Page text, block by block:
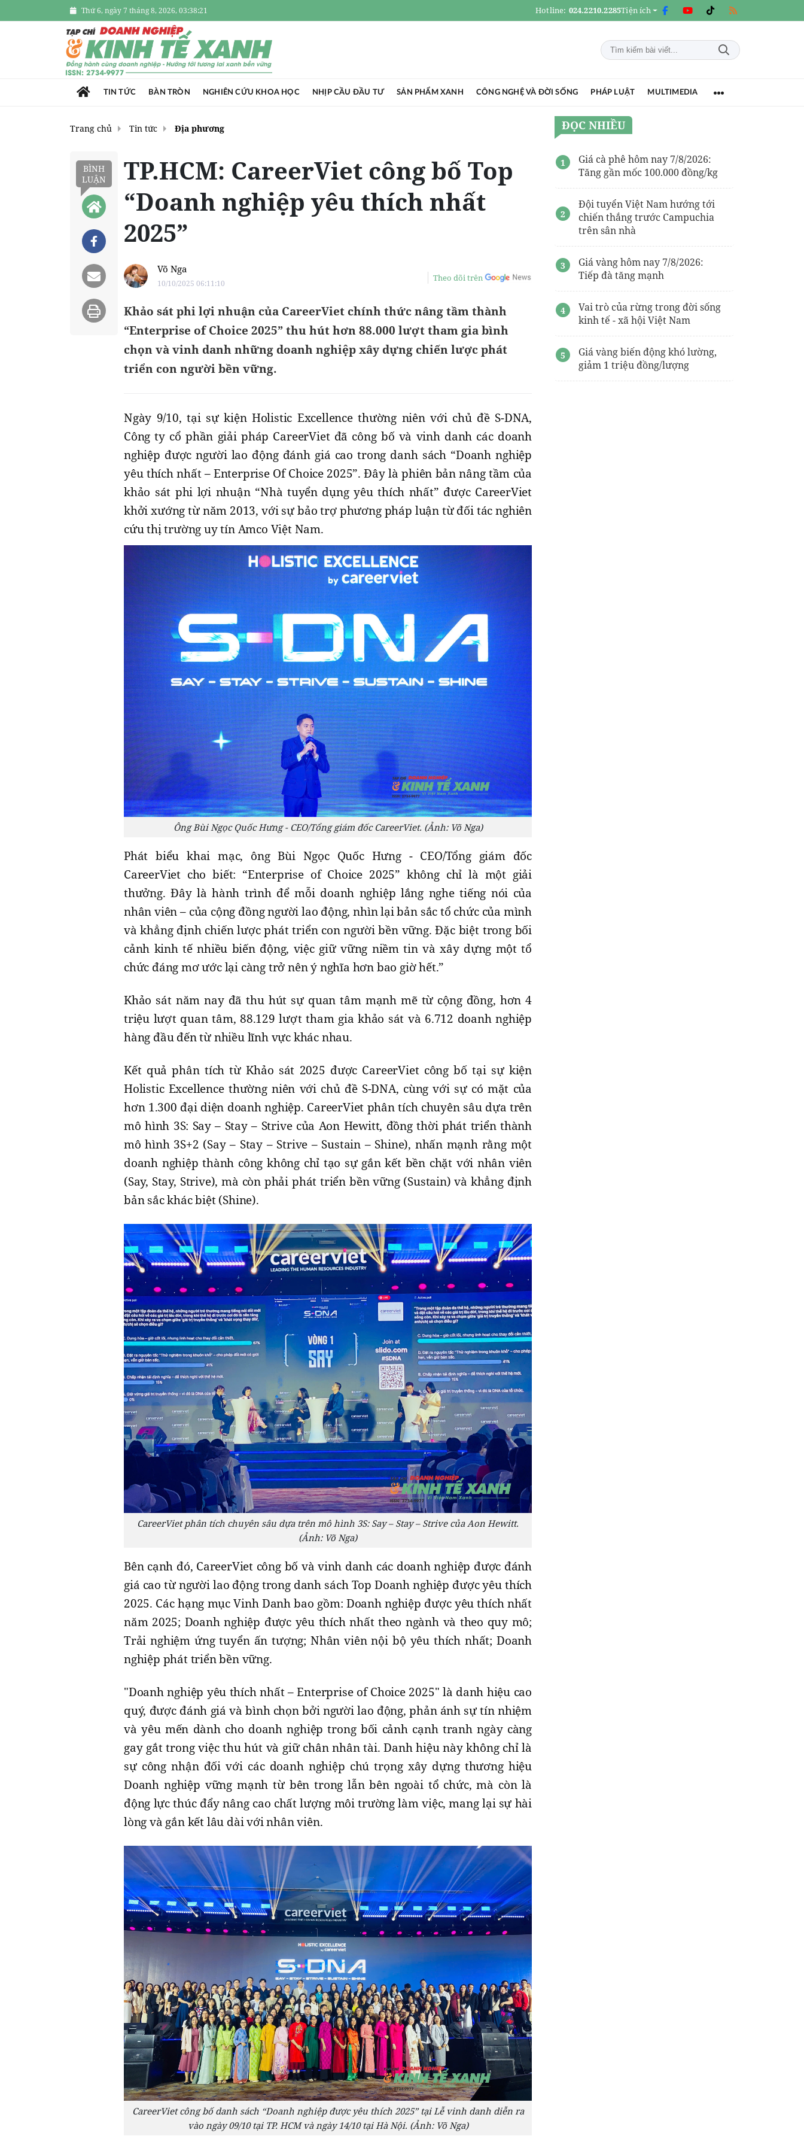
Thứ 6, ngày 7 tháng 8, 2026, 03:38:22 Hotline: 024.2210.2285Tiện ích
TIN TỨC BÀN TRÒN NGHIÊN CỨU KHOA HỌC NHỊP CẦU ĐẦU TƯ SẢN PHẨM XANH CÔNG NGHỆ VÀ ĐỜI SỐNG PHÁP LUẬT MULTIMEDIA
Trang chủ Tin tức Địa phương
BÌNH
LUẬN
TP.HCM: CareerViet công bố Top
“Doanh nghiệp yêu thích nhất
2025”
Võ Nga
10/10/2025 06:11:10
Theo dõi trên
Khảo sát phi lợi nhuận của CareerViet chính thức nâng tầm thành
“Enterprise of Choice 2025” thu hút hơn 88.000 lượt tham gia bình
chọn và vinh danh những doanh nghiệp xây dựng chiến lược phát
triển con người bền vững.
Ngày 9/10, tại sự kiện Holistic Excellence thường niên với chủ đề S-DNA,
Công ty cổ phần giải pháp CareerViet đã công bố và vinh danh các doanh
nghiệp được người lao động đánh giá cao trong danh sách “Doanh nghiệp
yêu thích nhất – Enterprise Of Choice 2025”. Đây là phiên bản nâng tầm của
khảo sát phi lợi nhuận “Nhà tuyển dụng yêu thích nhất” được CareerViet
khởi xướng từ năm 2013, với sự bảo trợ phương pháp luận từ đối tác nghiên
cứu thị trường uy tín Amco Việt Nam.
Ông Bùi Ngọc Quốc Hưng - CEO/Tổng giám đốc CareerViet. (Ảnh: Võ Nga)
Phát biểu khai mạc, ông Bùi Ngọc Quốc Hưng - CEO/Tổng giám đốc
CareerViet cho biết: “Enterprise of Choice 2025” không chỉ là một giải
thưởng. Đây là hành trình để mỗi doanh nghiệp lắng nghe tiếng nói của
nhân viên – của cộng đồng người lao động, nhìn lại bản sắc tổ chức của mình
và khẳng định chiến lược phát triển con người bền vững. Đặc biệt trong bối
cảnh kinh tế nhiều biến động, việc giữ vững niềm tin và xây dựng một tổ
chức đáng mơ ước lại càng trở nên ý nghĩa hơn bao giờ hết.”
Khảo sát năm nay đã thu hút sự quan tâm mạnh mẽ từ cộng đồng, hơn 4
triệu lượt quan tâm, 88.129 lượt tham gia khảo sát và 6.712 doanh nghiệp
hàng đầu đến từ nhiều lĩnh vực khác nhau.
Kết quả phân tích từ Khảo sát 2025 được CareerViet công bố tại sự kiện
Holistic Excellence thường niên với chủ đề S-DNA, cùng với sự có mặt của
hơn 1.300 đại diện doanh nghiệp. CareerViet phân tích chuyên sâu dựa trên
mô hình 3S: Say – Stay – Strive của Aon Hewitt, đồng thời phát triển thành
mô hình 3S+2 (Say – Stay – Strive – Sustain – Shine), nhấn mạnh rằng một
doanh nghiệp thành công không chỉ tạo sự gắn kết bền chặt với nhân viên
(Say, Stay, Strive), mà còn phải phát triển bền vững (Sustain) và khẳng định
bản sắc khác biệt (Shine).
CareerViet phân tích chuyên sâu dựa trên mô hình 3S: Say – Stay – Strive của Aon Hewitt.
(Ảnh: Võ Nga)
Bên cạnh đó, CareerViet công bố và vinh danh các doanh nghiệp được đánh
giá cao từ người lao động trong danh sách Top Doanh nghiệp được yêu thích
2025. Các hạng mục Vinh Danh bao gồm: Doanh nghiệp được yêu thích nhất
năm 2025; Doanh nghiệp được yêu thích nhất theo ngành và theo quy mô;
Trải nghiệm ứng tuyển ấn tượng; Nhân viên nội bộ yêu thích nhất; Doanh
nghiệp phát triển bền vững.
"Doanh nghiệp yêu thích nhất – Enterprise of Choice 2025" là danh hiệu cao
quý, được đánh giá và bình chọn bởi người lao động, phản ánh sự tín nhiệm
và yêu mến dành cho doanh nghiệp trong bối cảnh cạnh tranh ngày càng
gay gắt trong việc thu hút và giữ chân nhân tài. Danh hiệu này không chỉ là
sự công nhận đối với các doanh nghiệp chú trọng xây dựng thương hiệu
Doanh nghiệp vững mạnh từ bên trong lẫn bên ngoài tổ chức, mà còn là
động lực thúc đẩy nâng cao chất lượng môi trường làm việc, mang lại sự hài
lòng và gắn kết lâu dài với nhân viên.
CareerViet công bố danh sách “Doanh nghiệp được yêu thích 2025” tại Lễ vinh danh diễn ra
vào ngày 09/10 tại TP. HCM và ngày 14/10 tại Hà Nội. (Ảnh: Võ Nga)
ĐỌC NHIỀU
Giá cà phê hôm nay 7/8/2026:
Tăng gần mốc 100.000 đồng/kg
Đội tuyển Việt Nam hướng tới
chiến thắng trước Campuchia
trên sân nhà
Giá vàng hôm nay 7/8/2026:
Tiếp đà tăng mạnh
Vai trò của rừng trong đời sống
kinh tế - xã hội Việt Nam
Giá vàng biến động khó lường,
giảm 1 triệu đồng/lượng